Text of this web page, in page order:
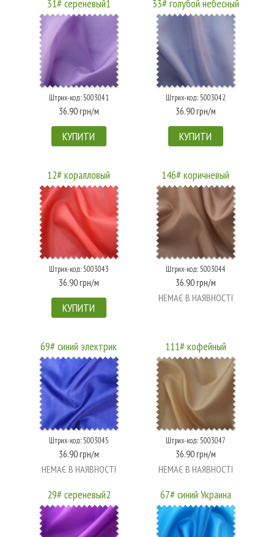
31# сереневый1
Штрих-код: 5003041
36.90 грн/м
КУПИТИ
33# голубой небесный
Штрих-код: 5003042
36.90 грн/м
КУПИТИ
12# коралловый
Штрих-код: 5003043
36.90 грн/м
КУПИТИ
146# коричневый
Штрих-код: 5003044
36.90 грн/м
НЕМАЄ В НАЯВНОСТІ
69# синий электрик
Штрих-код: 5003045
36.90 грн/м
НЕМАЄ В НАЯВНОСТІ
111# кофейный
Штрих-код: 5003047
36.90 грн/м
НЕМАЄ В НАЯВНОСТІ
29# сереневый2 67# синий Украина